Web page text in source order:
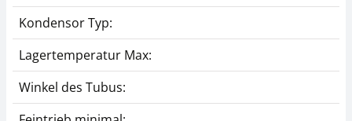
Kondensor Typ:
Lagertemperatur Max:
Winkel des Tubus: